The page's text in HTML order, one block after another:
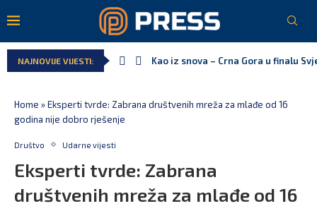
NAJNOVIJE VIJESTI:
Kao iz snova – Crna Gora u finalu
Home »Eksperti tvrde: Zabrana društvenih mreža za mlađe od 16
godina nije dobro rješenje
Društvo Udarne vijesti
Eksperti tvrde: Zabrana
društvenih mreža za mlađe od 16